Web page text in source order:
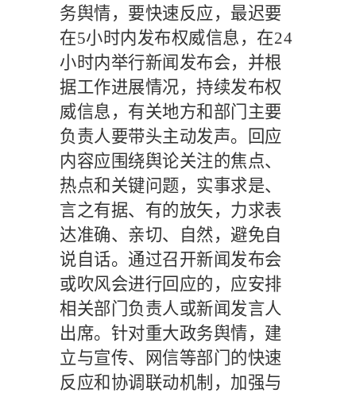
务舆情，要快速反应，最迟要
在5小时内发布权威信息，在24
小时内举行新闻发布会，并根
据工作进展情况，持续发布权
威信息，有关地方和部门主要
负责人要带头主动发声。回应
内容应围绕舆论关注的焦点、
热点和关键问题，实事求是、
言之有据、有的放矢，力求表
达准确、亲切、自然，避免自
说自话。通过召开新闻发布会
或吹风会进行回应的，应安排
相关部门负责人或新闻发言人
出席。针对重大政务舆情，建
立与宣传、网信等部门的快速
反应和协调联动机制，加强与